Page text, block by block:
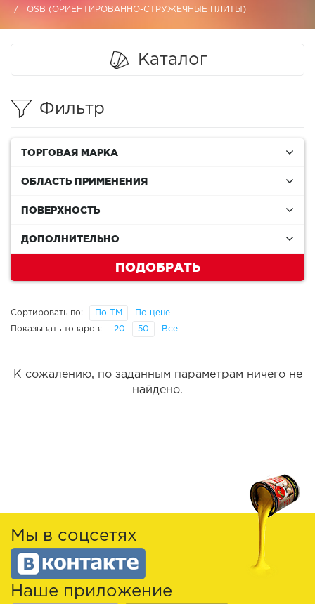
OSB (ОРИЕНТИРОВАННО-СТРУЖЕЧНЫЕ ПЛИТЫ)
Каталог
Фильтр
ТОРГОВАЯ МАРКА
ОБЛАСТЬ ПРИМЕНЕНИЯ
ПОВЕРХНОСТЬ
ДОПОЛНИТЕЛЬНО
ПОДОБРАТЬ
Сортировать по: По ТМ По цене
Показывать товаров: 20 50 Все
К сожалению, по заданным параметрам ничего не
найдено.
Мы в соцсетях
Наше приложение